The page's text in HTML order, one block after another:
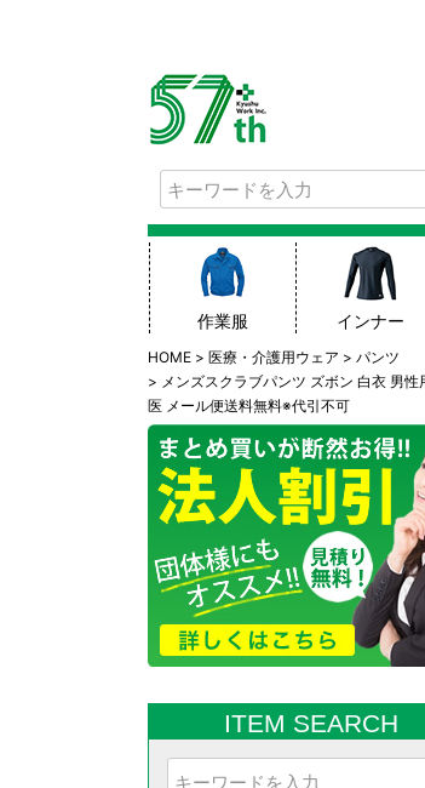
作業服 インナー
HOME 医療・介護用ウェア
パンツ
メンズスクラブパンツ ズボン 白衣 男
医 メール便送料無料※代引不可
ITEM SEARCH